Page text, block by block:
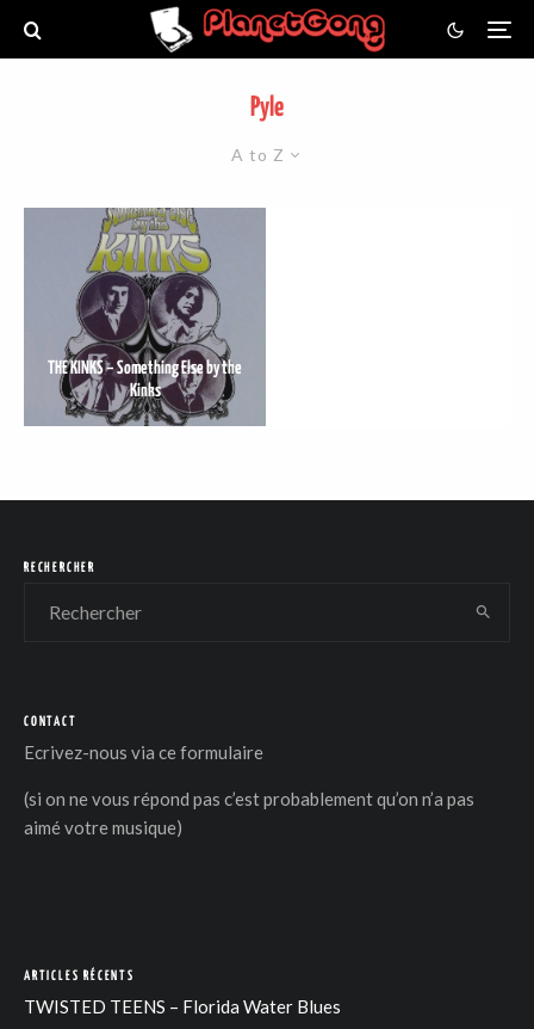
Pyle
A to Z
THE KINKS – Something Else by the
Kinks
RECHERCHER
CONTACT
Ecrivez-nous via ce formulaire
(si on ne vous répond pas c’est probablement qu’on n’a pas
aimé votre musique)
ARTICLES RÉCENTS
TWISTED TEENS – Florida Water Blues